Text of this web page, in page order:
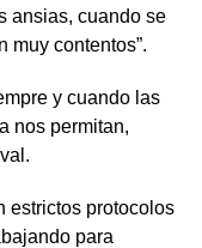
ansias, cuando se
muy contentos”.
y cuando las
nos permitan,
estrictos protocolos
para